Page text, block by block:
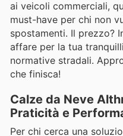
ai veicoli commerciali,
must-have per chi non
spostamenti. Il prezzo?
affare per la tua
normative stradali.
che finisca!
Calze da Neve
Praticità e
Per chi cerca una